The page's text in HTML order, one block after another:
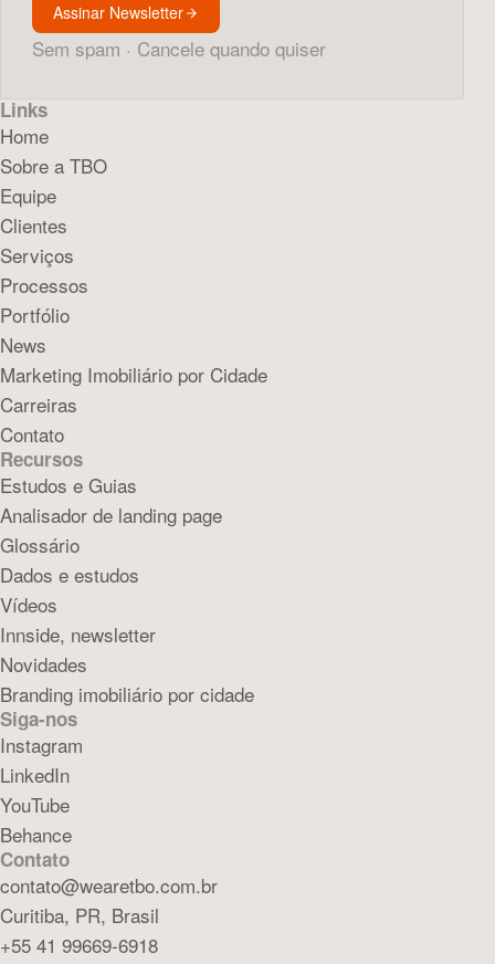
Assinar Newsletter
Sem spam · Cancele quando quiser
Links
Home
Sobre a TBO
Equipe
Clientes
Serviços
Processos
Portfólio
News
Marketing Imobiliário por Cidade
Carreiras
Contato
Recursos
Estudos e Guias
Analisador de landing page
Glossário
Dados e estudos
Vídeos
Innside, newsletter
Novidades
Branding imobiliário por cidade
Siga-nos
Instagram
LinkedIn
YouTube
Behance
Contato
contato@wearetbo.com.br
Curitiba, PR, Brasil
+55 41 99669-6918